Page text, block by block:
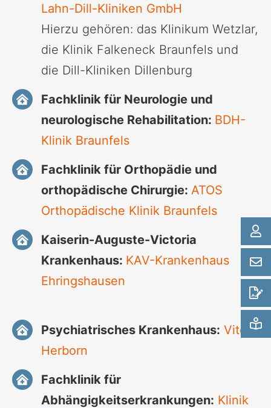
Lahn-Dill-Kliniken GmbH
Hierzu gehören: das Klinikum Wetzlar,
die Klinik Falkeneck Braunfels und
die Dill-Kliniken Dillenburg
Fachklinik für Neurologie und
neurologische Rehabilitation: BDH-
Klinik Braunfels
Fachklinik für Orthopädie und
orthopädische Chirurgie: ATOS
Orthopädische Klinik Braunfels
Kaiserin-Auguste-Victoria
Krankenhaus: KAV-Krankenhaus
Ehringshausen
Psychiatrisches Krankenhaus: Vitos
Herborn
Fachklinik für
Abhängigkeitserkrankungen: Klinik